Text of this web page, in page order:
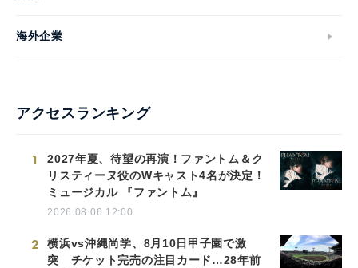
海外企業
アクセスランキング
1
2027年夏、待望の再演！ファントム＆ク
リスティーヌ役のWキャスト4名が決定！
ミュージカル 『ファントム』
2026.08.06 12:00
2
横浜vs沖縄尚学、8月10日甲子園で激
突 チケット完売の注目カード…28年前